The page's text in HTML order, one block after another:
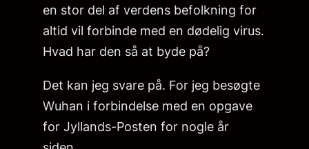
en stor del af verdens befolkning for
altid vil forbinde med en dødelig virus.
Hvad har den så at byde på?
Det kan jeg svare på. For jeg besøgte
Wuhan i forbindelse med en opgave
for Jyllands-Posten for nogle år